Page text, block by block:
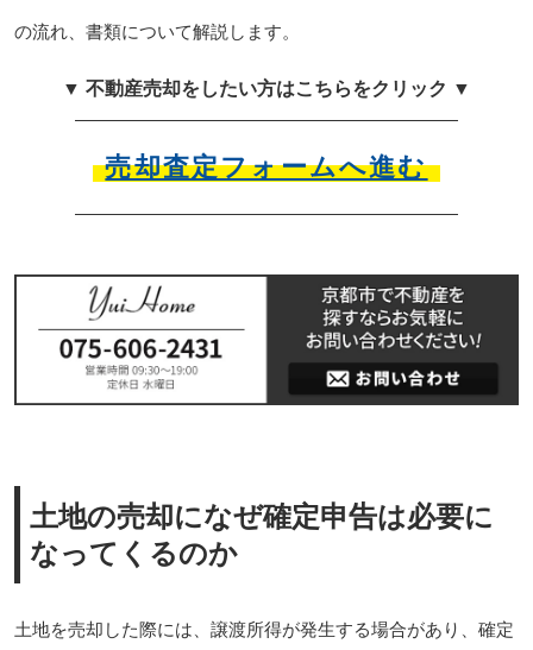
の流れ、書類について解説します。
▼ 不動産売却をしたい方はこちらをクリック ▼
売却査定フォームへ進む
土地の売却になぜ確定申告は必要に
なってくるのか
土地を売却した際には、譲渡所得が発生する場合があり、確定